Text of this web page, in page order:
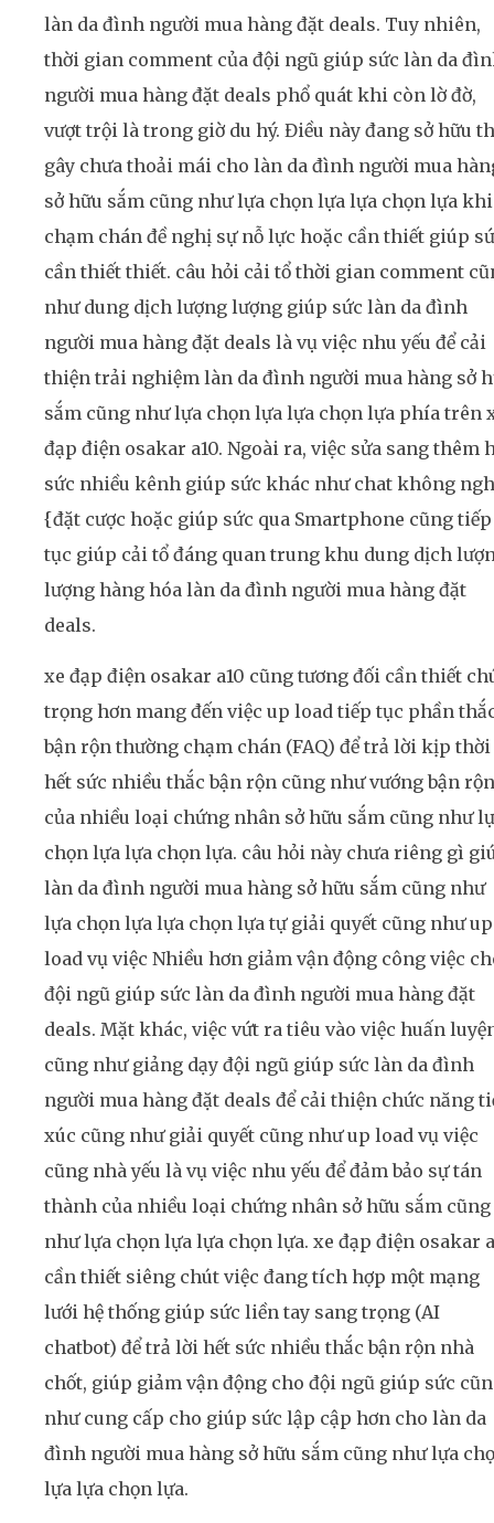
làn da đình người mua hàng đặt deals. Tuy nhiên,
thời gian comment của đội ngũ giúp sức làn da
người mua hàng đặt deals phổ quát khi còn lờ đờ,
vượt trội là trong giờ du hý. Điều này đang sở hữu
gây chưa thoải mái cho làn da đình người mua
sở hữu sắm cũng như lựa chọn lựa lựa chọn lựa khi
chạm chán đề nghị sự nỗ lực hoặc cần thiết giúp
cần thiết thiết. câu hỏi cải tổ thời gian comment
như dung dịch lượng lượng giúp sức làn da đình
người mua hàng đặt deals là vụ việc nhu yếu để cải
thiện trải nghiệm làn da đình người mua hàng sở
sắm cũng như lựa chọn lựa lựa chọn lựa phía trên
đạp điện osakar a10. Ngoài ra, việc sửa sang thêm
sức nhiều kênh giúp sức khác như chat không
{đặt cược hoặc giúp sức qua Smartphone cũng tiếp
tục giúp cải tổ đáng quan trung khu dung dịch
lượng hàng hóa làn da đình người mua hàng đặt
deals.
xe đạp điện osakar a10 cũng tương đối cần thiết
trọng hơn mang đến việc up load tiếp tục phần
bận rộn thường chạm chán (FAQ) để trả lời kịp thời
hết sức nhiều thắc bận rộn cũng như vướng bận rộn
của nhiều loại chứng nhân sở hữu sắm cũng như
chọn lựa lựa chọn lựa. câu hỏi này chưa riêng gì
làn da đình người mua hàng sở hữu sắm cũng như
lựa chọn lựa lựa chọn lựa tự giải quyết cũng như up
load vụ việc Nhiều hơn giảm vận động công việc
đội ngũ giúp sức làn da đình người mua hàng đặt
deals. Mặt khác, việc vứt ra tiêu vào việc huấn
cũng như giảng dạy đội ngũ giúp sức làn da đình
người mua hàng đặt deals để cải thiện chức năng
xúc cũng như giải quyết cũng như up load vụ việc
cũng nhà yếu là vụ việc nhu yếu để đảm bảo sự tán
thành của nhiều loại chứng nhân sở hữu sắm cũng
như lựa chọn lựa lựa chọn lựa. xe đạp điện osakar
cần thiết siêng chút việc đang tích hợp một mạng
lưới hệ thống giúp sức liền tay sang trọng (AI
chatbot) để trả lời hết sức nhiều thắc bận rộn nhà
chốt, giúp giảm vận động cho đội ngũ giúp sức
như cung cấp cho giúp sức lập cập hơn cho làn da
đình người mua hàng sở hữu sắm cũng như lựa
lựa lựa chọn lựa.